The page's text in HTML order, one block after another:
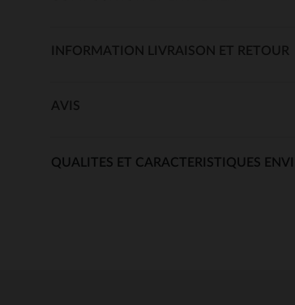
INFORMATION LIVRAISON ET RETOUR
AVIS
QUALITES ET CARACTERISTIQUES